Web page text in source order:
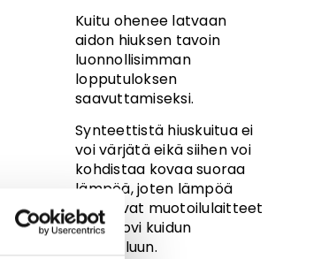
Kuitu ohenee latvaan
aidon hiuksen tavoin
luonnollisimman
lopputuloksen
saavuttamiseksi.
Synteettistä hiuskuitua ei
voi värjätä eikä siihen voi
kohdistaa kovaa suoraa
lämpöä, joten lämpöä
tuottavat muotoilulaitteet
eivät sovi kuidun
muotoiluun.